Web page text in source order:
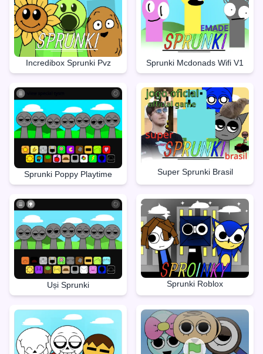
Incredibox Sprunki Pvz Sprunki Mcdonads Wifi V1
Sprunki Poppy Playtime Super Sprunki Brasil
Uși Sprunki Sprunki Roblox